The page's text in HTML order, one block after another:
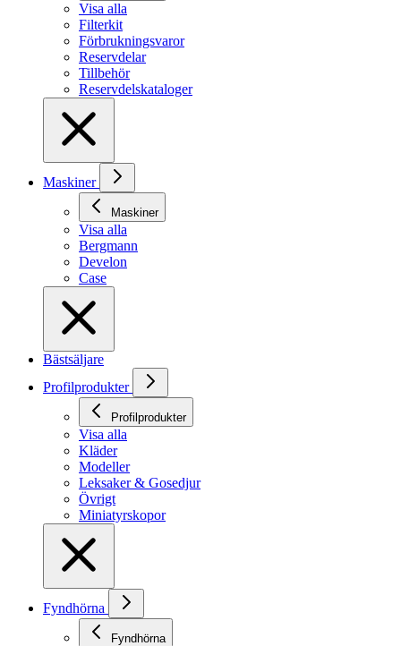
Visa alla
Filterkit
Förbrukningsvaror
Reservdelar
Tillbehör
Reservdelskataloger
Maskiner
Maskiner
Visa alla
Bergmann
Develon
Case
Bästsäljare
Profilprodukter
Profilprodukter
Visa alla
Kläder
Modeller
Leksaker & Gosedjur
Övrigt
Miniatyrskopor
Fyndhörna
Fyndhörna